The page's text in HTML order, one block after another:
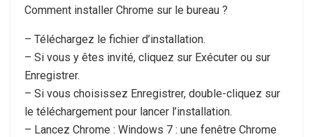
Comment installer Chrome sur le bureau ?
– Téléchargez le fichier d’installation.
– Si vous y êtes invité, cliquez sur Exécuter ou sur
Enregistrer.
– Si vous choisissez Enregistrer, double-cliquez sur
le téléchargement pour lancer l’installation.
– Lancez Chrome : Windows 7 : une fenêtre Chrome